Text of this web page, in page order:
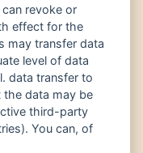
revoke or
effect for the
may transfer data
level of data
data transfer to
the data may be
third-party
You can, of